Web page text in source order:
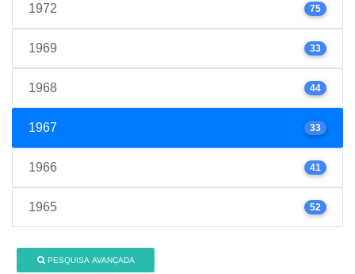
1972 75
1969 33
1968 44
1967 33
1966 41
1965 52
PESQUISA AVANÇADA